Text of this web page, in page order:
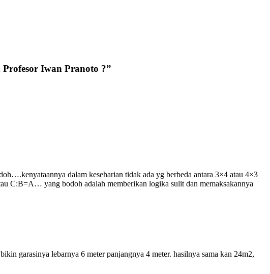
Iwan Pranoto ?”
dalam keseharian tidak ada yg berbeda antara 3×4 atau 4×3
C:B=A… yang bodoh adalah memberikan logika sulit dan memaksakannya
garasinya lebarnya 6 meter panjangnya 4 meter. hasilnya sama kan 24m2,